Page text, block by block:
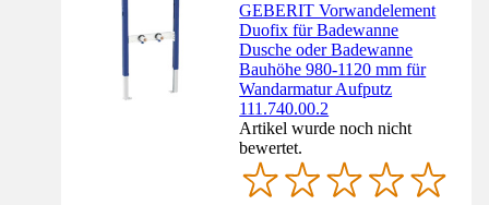
GEBERIT Vorwandelement
Duofix für Badewanne
Dusche oder Badewanne
Bauhöhe 980-1120 mm für
Wandarmatur Aufputz
111.740.00.2
Artikel wurde noch nicht
bewertet.